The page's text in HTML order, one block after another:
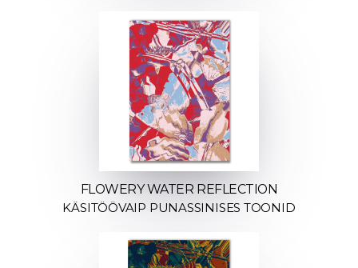
FLOWERY WATER REFLECTION
KÄSITÖÖVAIP PUNASSINISES TOONID